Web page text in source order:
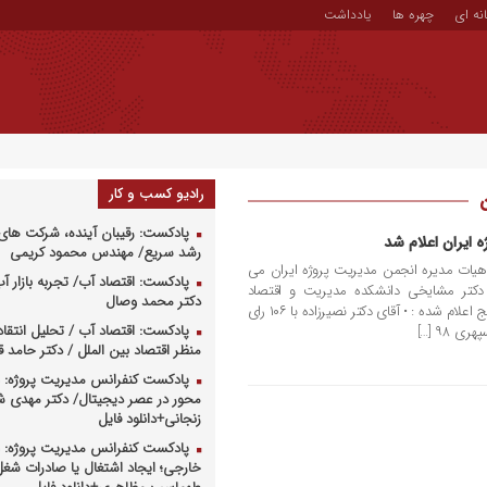
ای چهره ها یادداشت
ایران اعلام شد
هیات مدیره انجمن مدیریت پروژه ایران می
مشایخی دانشکده مدیریت و اقتصاد
دانشگاه شریف برگزار شد و بر اساس نتایج اعلام شده : • آقای دکتر نصیرزاده با ۱۰۶ رای
رادیو کسب و کار
پادکست: رقیبان آینده، شرکت
رشد سریع/ مهندس محمود کریمی
پادکست: اقتصاد آب/ تجربه بازار
دکتر محمد وصال
پادکست: اقتصاد آب / تحلیل
منظر اقتصاد بین الملل / دکتر
پادکست کنفرانس مدیریت پروژه:
محور در عصر دیجیتال/ دکتر مهدی
زنجانی+دانلود فایل
پادکست کنفرانس مدیریت پروژه:
خارجی؛ ایجاد اشتغال یا صادرات